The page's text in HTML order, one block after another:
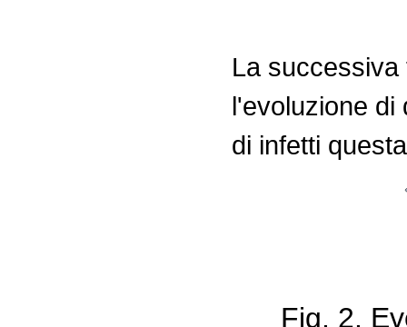
La
l'evoluzione di
di infetti
Fig. 2.